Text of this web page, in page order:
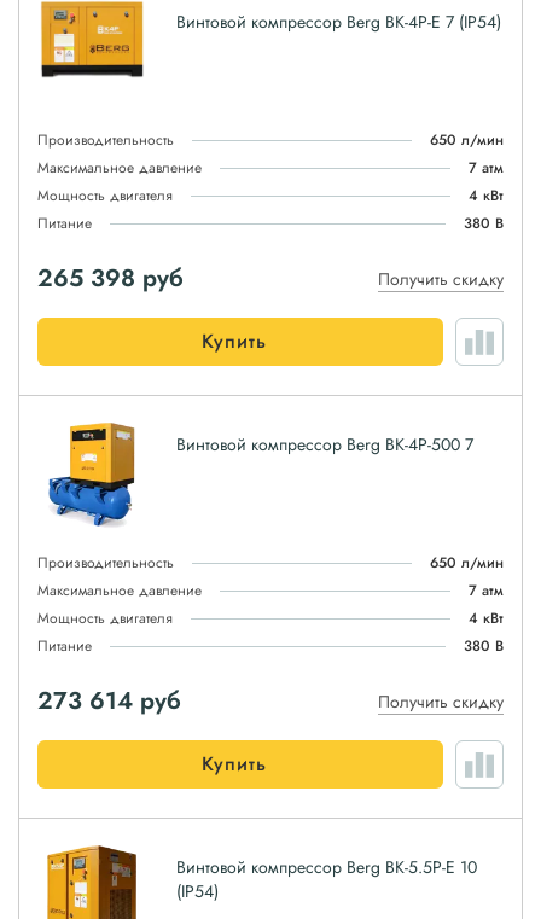
Винтовой компрессор Berg ВК-4Р-E 7 (IP54)
Производительность
650 л/мин
Максимальное давление
7 атм
Мощность двигателя
4 кВт
Питание
380 В
265 398 руб Получить скидку
Купить
Винтовой компрессор Berg ВК-4Р-500 7
Производительность
650 л/мин
Максимальное давление
7 атм
Мощность двигателя
4 кВт
Питание
380 В
273 614 руб Получить скидку
Купить
Винтовой компрессор Berg ВК-5.5Р-E 10
(IP54)